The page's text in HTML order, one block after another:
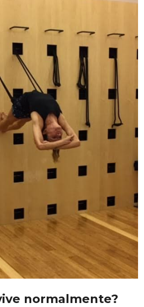
normalmente?